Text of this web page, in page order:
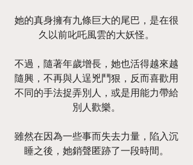
她的真身擁有九條巨大的尾巴，是在很
久以前叱吒風雲的大妖怪。
不過，隨著年歲增長，她也活得越來越
隨興，不再與人逞兇鬥狠，反而喜歡用
不同的手法捉弄別人，或是用能力帶給
別人歡樂。
雖然在因為一些事而失去力量，陷入沉
睡之後，她銷聲匿跡了一段時間。